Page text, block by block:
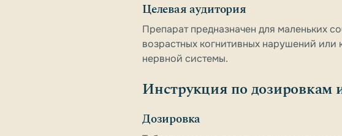
Целевая аудитория
Препарат предназначен для маленьких
возрастных когнитивных нарушений
нервной системы.
Инструкция по дозировкам
Дозировка